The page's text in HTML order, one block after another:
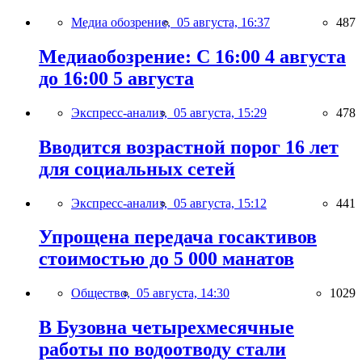
Медиа обозрение, 05 августа, 16:37 487
Медиаобозрение: С 16:00 4 августа
до 16:00 5 августа
Экспресс-анализ, 05 августа, 15:29 478
Вводится возрастной порог 16 лет
для социальных сетей
Экспресс-анализ, 05 августа, 15:12 441
Упрощена передача госактивов
стоимостью до 5 000 манатов
Общество, 05 августа, 14:30 1029
В Бузовна четырехмесячные
работы по водоотводу стали